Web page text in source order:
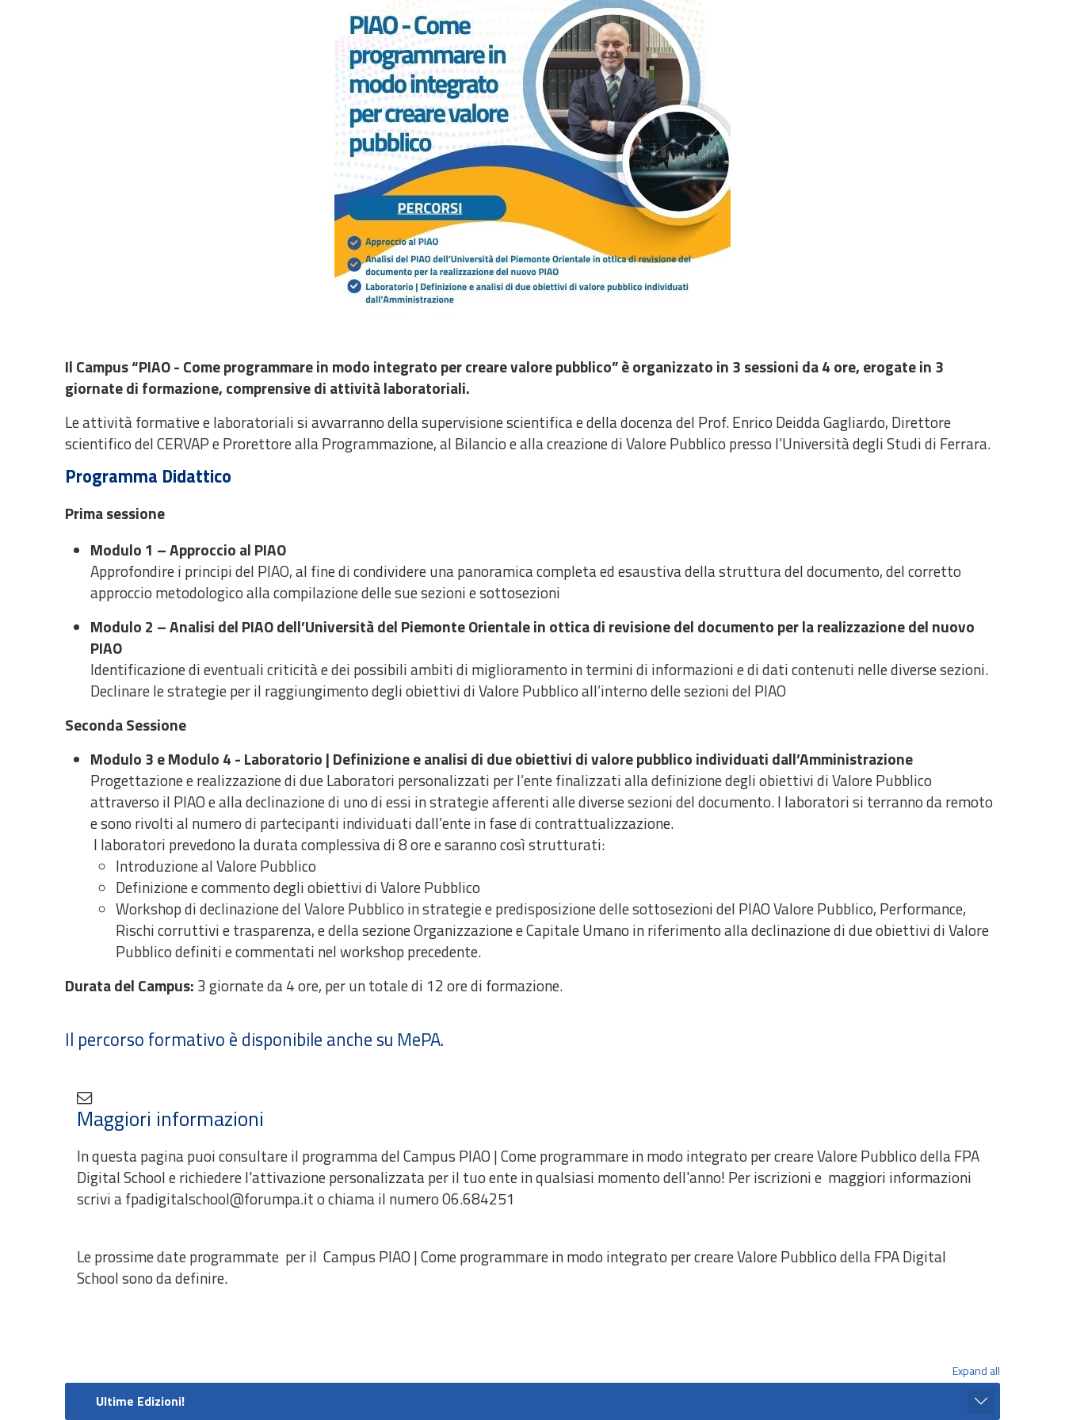
Il Campus “PIAO - Come programmare in modo integrato per creare valore pubblico” è organizzato in 3 sessioni da 4 ore, erogate in 3
giornate di formazione, comprensive di attività laboratoriali.
Le attività formative e laboratoriali si avvarranno della supervisione scientifica e della docenza del Prof. Enrico Deidda Gagliardo, Direttore
scientifico del CERVAP e Prorettore alla Programmazione, al Bilancio e alla creazione di Valore Pubblico presso l’Università degli Studi di Ferrara.
Programma Didattico
Prima sessione
Modulo 1 – Approccio al PIAO
Approfondire i principi del PIAO, al fine di condividere una panoramica completa ed esaustiva della struttura del documento, del corretto
approccio metodologico alla compilazione delle sue sezioni e sottosezioni
Modulo 2 – Analisi del PIAO dell’Università del Piemonte Orientale in ottica di revisione del documento per la realizzazione del nuovo
PIAO
Identificazione di eventuali criticità e dei possibili ambiti di miglioramento in termini di informazioni e di dati contenuti nelle diverse sezioni.
Declinare le strategie per il raggiungimento degli obiettivi di Valore Pubblico all’interno delle sezioni del PIAO
Seconda Sessione
Modulo 3 e Modulo 4 - Laboratorio | Definizione e analisi di due obiettivi di valore pubblico individuati dall’Amministrazione
Progettazione e realizzazione di due Laboratori personalizzati per l’ente finalizzati alla definizione degli obiettivi di Valore Pubblico
attraverso il PIAO e alla declinazione di uno di essi in strategie afferenti alle diverse sezioni del documento. I laboratori si terranno da remoto
e sono rivolti al numero di partecipanti individuati dall’ente in fase di contrattualizzazione.
I laboratori prevedono la durata complessiva di 8 ore e saranno così strutturati:
Introduzione al Valore Pubblico
Definizione e commento degli obiettivi di Valore Pubblico
Workshop di declinazione del Valore Pubblico in strategie e predisposizione delle sottosezioni del PIAO Valore Pubblico, Performance,
Rischi corruttivi e trasparenza, e della sezione Organizzazione e Capitale Umano in riferimento alla declinazione di due obiettivi di Valore
Pubblico definiti e commentati nel workshop precedente.
Durata del Campus: 3 giornate da 4 ore, per un totale di 12 ore di formazione.
Il percorso formativo è disponibile anche su MePA.
Maggiori informazioni
In questa pagina puoi consultare il programma del Campus PIAO | Come programmare in modo integrato per creare Valore Pubblico della FPA
Digital School e richiedere l'attivazione personalizzata per il tuo ente in qualsiasi momento dell'anno! Per iscrizioni e maggiori informazioni
scrivi a fpadigitalschool@forumpa.it o chiama il numero 06.684251
Le prossime date programmate per il Campus PIAO | Come programmare in modo integrato per creare Valore Pubblico della FPA Digital
School sono da definire.
Expand all
Ultime Edizioni!